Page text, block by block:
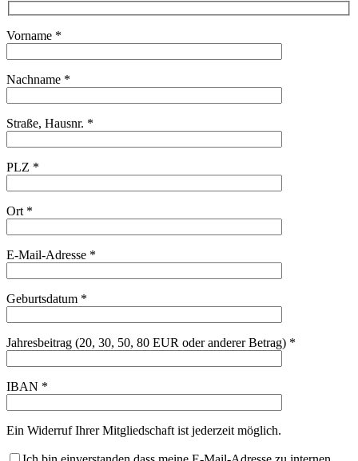
Vorname *
Nachname *
Straße, Hausnr. *
PLZ *
Ort *
E-Mail-Adresse *
Geburtsdatum *
Jahresbeitrag (20, 30, 50, 80 EUR oder anderer Betrag) *
IBAN *
Ein Widerruf Ihrer Mitgliedschaft ist jederzeit möglich.